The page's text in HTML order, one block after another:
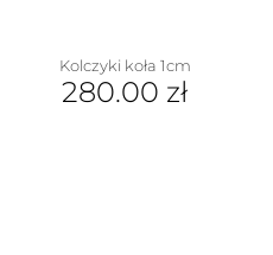
Kolczyki koła 1cm
280.00 zł